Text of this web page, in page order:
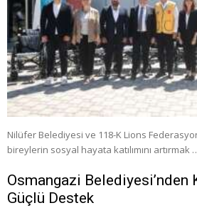
Nilüfer Belediyesi ve 118-K Lions
bireylerin sosyal hayata katılımını artırmak
Osmangazi Belediyesi’nden
Güçlü Destek